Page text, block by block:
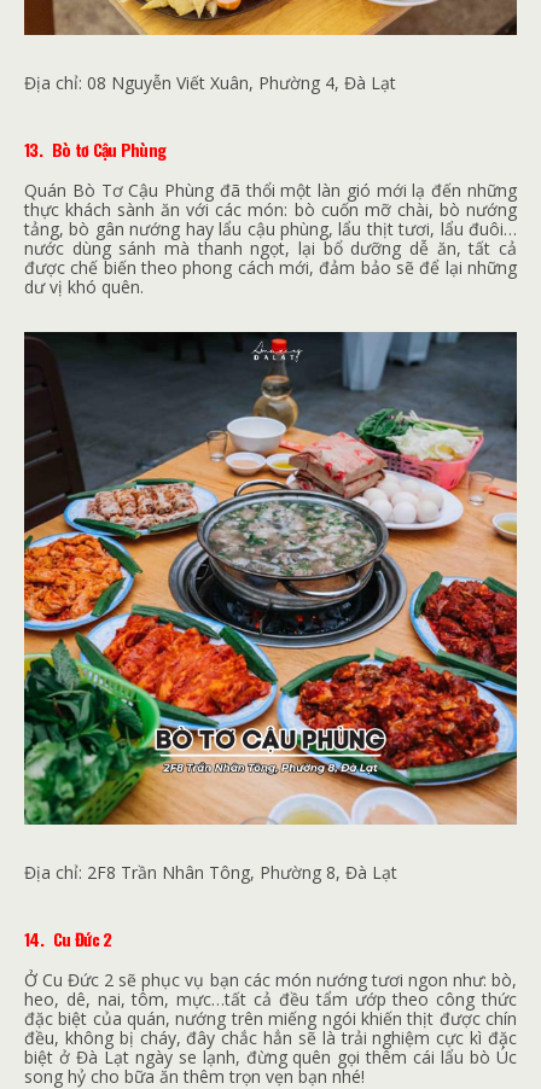
Địa chỉ: 08 Nguyễn Viết Xuân, Phường 4, Đà Lạt
13. Bò tơ Cậu Phùng
Quán Bò Tơ Cậu Phùng đã thổi một làn gió mới lạ đến những
thực khách sành ăn với các món: bò cuốn mỡ chài, bò nướng
tảng, bò gân nướng hay lẩu cậu phùng, lẩu thịt tươi, lẩu đuôi…
nước dùng sánh mà thanh ngọt, lại bổ dưỡng dễ ăn, tất cả
được chế biến theo phong cách mới, đảm bảo sẽ để lại những
dư vị khó quên.
Địa chỉ: 2F8 Trần Nhân Tông, Phường 8, Đà Lạt
14. Cu Đức 2
Ở Cu Đức 2 sẽ phục vụ bạn các món nướng tươi ngon như: bò,
heo, dê, nai, tôm, mực…tất cả đều tẩm ướp theo công thức
đặc biệt của quán, nướng trên miếng ngói khiến thịt được chín
đều, không bị cháy, đây chắc hẳn sẽ là trải nghiệm cực kì đặc
biệt ở Đà Lạt ngày se lạnh, đừng quên gọi thêm cái lẩu bò Úc
song hỷ cho bữa ăn thêm trọn vẹn bạn nhé!